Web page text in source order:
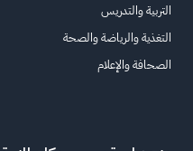
التربية والتدريس
التغذية والرياضة والصحة
الصحافة والإعلام